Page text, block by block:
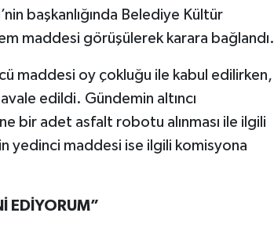
başkanlığında Belediye Kültür
maddesi görüşülerek karara bağlandı.
maddesi oy çokluğu ile kabul edilirken,
edildi. Gündemin altıncı
bir adet asfalt robotu alınması ile ilgili
yedinci maddesi ise ilgili komisyona
EDİYORUM”